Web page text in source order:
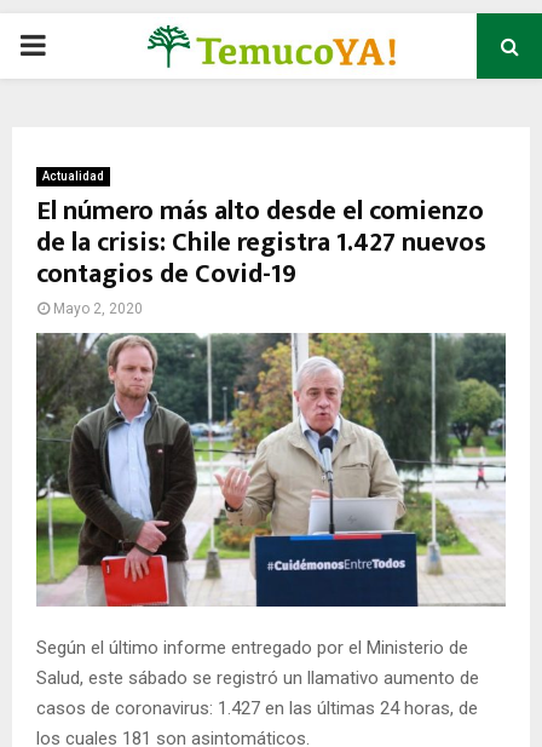
P
M
A
R
Y
M
E
N
U
Actualidad
El número más alto desde el comienzo
de la crisis: Chile registra 1.427 nuevos
contagios de Covid-19
Mayo 2, 2020
Según el último informe entregado por el Ministerio de
Salud, este sábado se registró un llamativo aumento de
casos de coronavirus: 1.427 en las últimas 24 horas, de
los cuales 181 son asintomáticos.